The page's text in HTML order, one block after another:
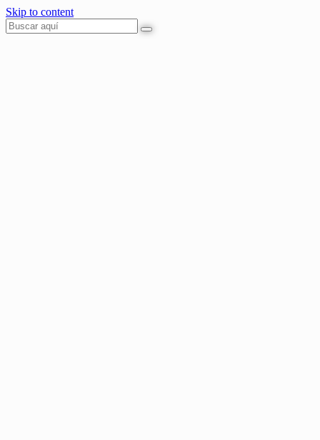
Skip to content